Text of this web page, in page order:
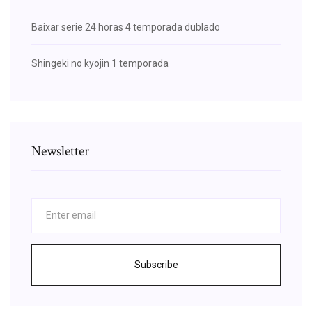
Baixar serie 24 horas 4 temporada dublado
Shingeki no kyojin 1 temporada
Newsletter
Subscribe